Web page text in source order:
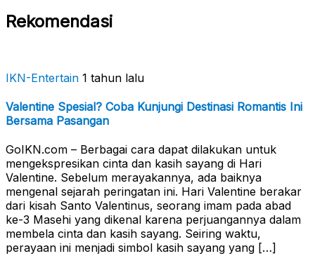
Rekomendasi
IKN-Entertain 1 tahun lalu
Valentine Spesial? Coba Kunjungi Destinasi Romantis Ini
Bersama Pasangan
GoIKN.com – Berbagai cara dapat dilakukan untuk
mengekspresikan cinta dan kasih sayang di Hari
Valentine. Sebelum merayakannya, ada baiknya
mengenal sejarah peringatan ini. Hari Valentine berakar
dari kisah Santo Valentinus, seorang imam pada abad
ke-3 Masehi yang dikenal karena perjuangannya dalam
membela cinta dan kasih sayang. Seiring waktu,
perayaan ini menjadi simbol kasih sayang yang […]